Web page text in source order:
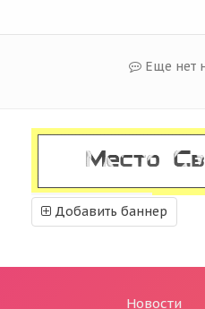
Еще нет
Добавить баннер
Новости